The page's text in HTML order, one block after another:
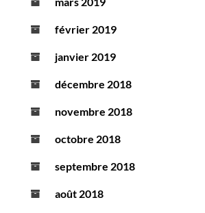
février 2019
janvier 2019
décembre 2018
novembre 2018
octobre 2018
septembre 2018
août 2018